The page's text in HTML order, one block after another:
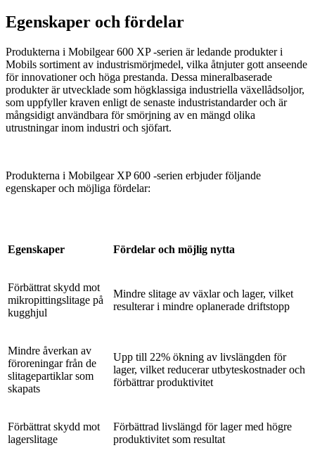
Egenskaper och fördelar
Produkterna i Mobilgear 600 XP -serien är ledande produkter i
Mobils sortiment av industrismörjmedel, vilka åtnjuter gott anseende
för innovationer och höga prestanda. Dessa mineralbaserade
produkter är utvecklade som högklassiga industriella växellådsoljor,
som uppfyller kraven enligt de senaste industristandarder och är
mångsidigt användbara för smörjning av en mängd olika
utrustningar inom industri och sjöfart.
Produkterna i Mobilgear XP 600 -serien erbjuder följande
egenskaper och möjliga fördelar:
Egenskaper Fördelar och möjlig nytta
Förbättrat skydd mot
mikropittingslitage på
kugghjul
Mindre slitage av växlar och lager, vilket
resulterar i mindre oplanerade driftstopp
Mindre åverkan av
föroreningar från de
slitagepartiklar som
skapats
Upp till 22% ökning av livslängden för
lager, vilket reducerar utbyteskostnader och
förbättrar produktivitet
Förbättrat skydd mot
lagerslitage
Förbättrad livslängd för lager med högre
produktivitet som resultat